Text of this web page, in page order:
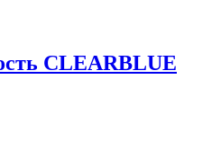
CLEARBLUE